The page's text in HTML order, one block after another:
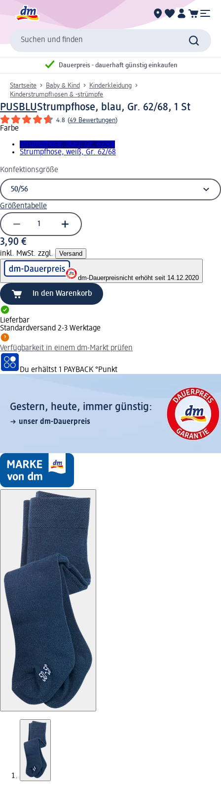
Suchen und finden
Dauerpreis - dauerhaft günstig einkaufen
Startseite Baby & Kind
Kinderkleidung
Kinderstrumpfhosen & -strümpfe
PUSBLUStrumpfhose, blau, Gr. 62/68, 1 St
4.8 (49 Bewertungen)
Farbe
Strumpfhose, blau, Gr. 62/68
Strumpfhose, weiß, Gr. 62/68
Konfektionsgröße
Größentabelle
3,90 €
inkl. MwSt. zzgl. Versand
dm-Dauerpreisnicht erhöht seit 14.12.2020
In den Warenkorb
Lieferbar
Standardversand 2-3 Werktage
Verfügbarkeit in einem dm-Markt prüfen
Du erhältst 1 PAYBACK °Punkt
Gestern, heute, immer günstig:
unser dm-Dauerpreis